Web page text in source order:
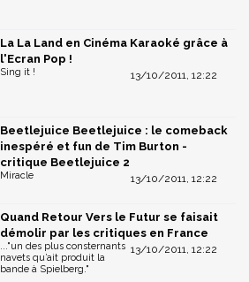
La La Land en Cinéma Karaoké grâce à
l'Ecran Pop !
13/10/2011, 12:22
Sing it !
Beetlejuice Beetlejuice : le comeback
inespéré et fun de Tim Burton -
critique Beetlejuice 2
13/10/2011, 12:22
Miracle
Quand Retour Vers le Futur se faisait
démolir par les critiques en France
13/10/2011, 12:22
..."un des plus consternants
navets qu’ait produit la
bande à Spielberg."